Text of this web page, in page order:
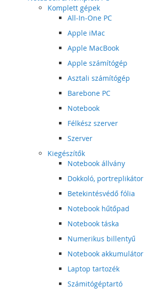
Komplett gépek
All-In-One PC
Apple iMac
Apple MacBook
Apple számítógép
Asztali számítógép
Barebone PC
Notebook
Félkész szerver
Szerver
Kiegészítők
Notebook állvány
Dokkoló, portreplikátor
Betekintésvédő fólia
Notebook hűtőpad
Notebook táska
Numerikus billentyű
Notebook akkumulátor
Laptop tartozék
Számitógéptartó